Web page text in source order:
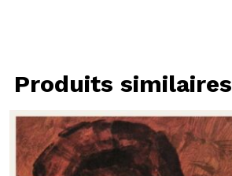
Produits similaires